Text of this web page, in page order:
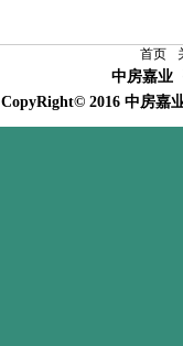
首页
中房嘉业
CopyRight© 2016 中房